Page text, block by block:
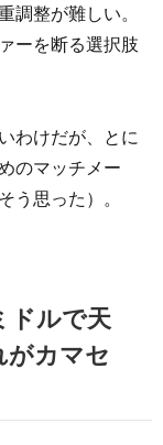
調整が難しい。
ーを断る選択肢
わけだが、とに
のマッチメー
う思った）。
ドルで天
がカマセ